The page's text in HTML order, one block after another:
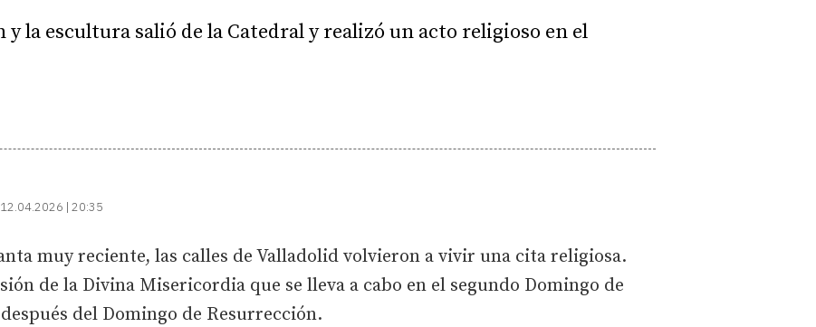
y la escultura salió de la Catedral y realizó un acto religioso en el
12.04.2026 | 20:35
muy reciente, las calles de Valladolid volvieron a vivir una cita religiosa.
de la Divina Misericordia que se lleva a cabo en el segundo Domingo de
del Domingo de Resurrección.